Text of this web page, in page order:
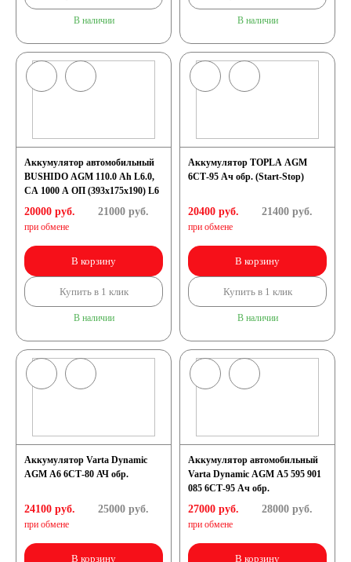
В наличии В наличии
Аккумулятор автомобильный
BUSHIDO AGM 110.0 Ah L6.0,
CA 1000 A ОП (393x175х190) L6
20000 руб.
при обмене
21000руб.
В корзину
Купить в 1 клик
В наличии
Аккумулятор TOPLA AGM
6СТ-95 Ач обр. (Start-Stop)
20400 руб.
при обмене
21400руб.
В корзину
Купить в 1 клик
В наличии
Аккумулятор Varta Dynamic
AGM A6 6СТ-80 АЧ обр.
24100 руб.
при обмене
25000руб.
В корзину
Аккумулятор автомобильный
Varta Dynamic AGM A5 595 901
085 6СТ-95 Ач обр.
27000 руб.
при обмене
28000руб.
В корзину